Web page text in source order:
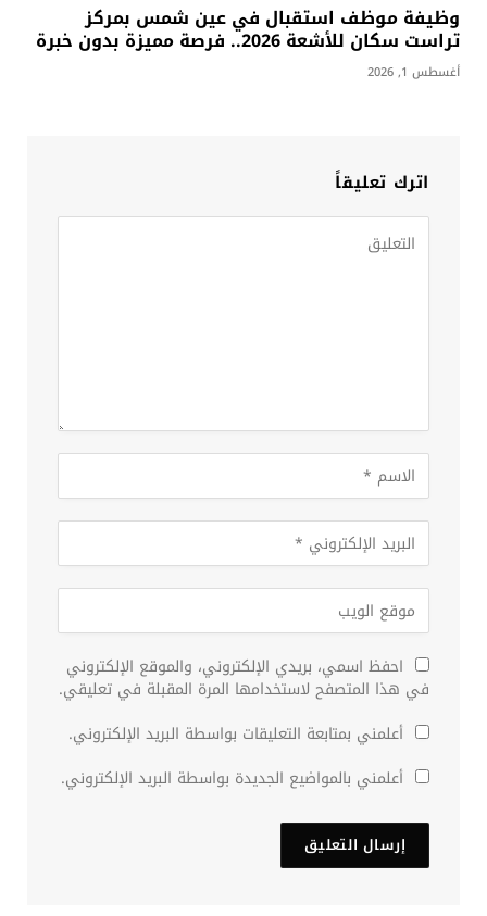
وظيفة موظف استقبال في عين شمس بمركز
تراست سكان للأشعة 2026.. فرصة مميزة بدون خبرة
أغسطس 1, 2026
اترك تعليقاً
احفظ اسمي، بريدي الإلكتروني، والموقع الإلكتروني
في هذا المتصفح لاستخدامها المرة المقبلة في تعليقي.
أعلمني بمتابعة التعليقات بواسطة البريد الإلكتروني.
أعلمني بالمواضيع الجديدة بواسطة البريد الإلكتروني.